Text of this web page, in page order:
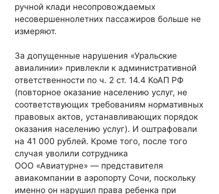
ручной клади несопровождаемых
несовершеннолетних пассажиров больше не
измеряют.
За допущенные нарушения «Уральские
авиалинии» привлекли к административной
ответственности по ч. 2 ст. 14.4 КоАП РФ
(повторное оказание населению услуг, не
соответствующих требованиям нормативных
правовых актов, устанавливающих порядок
оказания населению услуг). И оштрафовали
на 41 000 рублей. Кроме того, после того
случая уволили сотрудника
ООО «Авиатурне» — представителя
авиакомпании в аэропорту Сочи, поскольку
именно он нарушил права ребенка при